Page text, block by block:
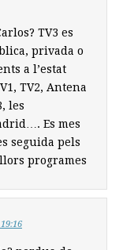
TV3 es
privada o
a l’estat
TV2, Antena
les
Es mes
seguida pels
programes